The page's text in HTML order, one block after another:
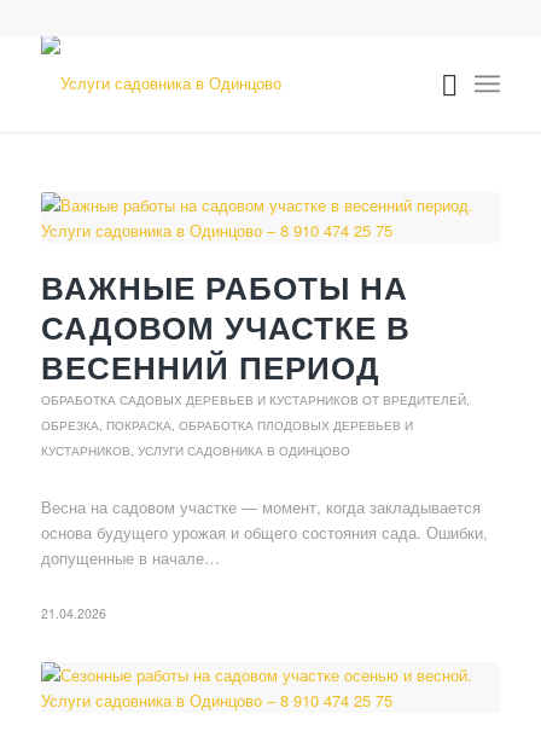
ВАЖНЫЕ РАБОТЫ НА
САДОВОМ УЧАСТКЕ В
ВЕСЕННИЙ ПЕРИОД
ОБРАБОТКА САДОВЫХ ДЕРЕВЬЕВ И КУСТАРНИКОВ ОТ ВРЕДИТЕЛЕЙ,
ОБРЕЗКА, ПОКРАСКА, ОБРАБОТКА ПЛОДОВЫХ ДЕРЕВЬЕВ И
КУСТАРНИКОВ УСЛУГИ САДОВНИКА В ОДИНЦОВО
Весна на садовом участке — момент, когда закладывается
основа будущего урожая и общего состояния сада. Ошибки,
допущенные в начале…
21.04.2026